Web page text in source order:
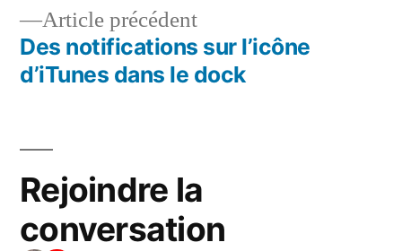
l’article
Article précédentArticle
précédent :
Des notifications sur l’icône
d’iTunes dans le dock
Rejoindre la
conversation